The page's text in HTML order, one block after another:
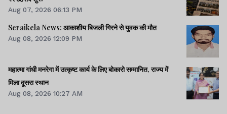
Aug 07, 2026 06:13 PM
Seraikela News: आकाशीय बिजली गिरने से युवक की मौत
Aug 08, 2026 12:09 PM
महात्मा गांधी मनरेगा में उत्कृष्ट कार्य के लिए बोकारो सम्मानित, राज्य में
मिला दूसरा स्थान
Aug 08, 2026 10:27 AM